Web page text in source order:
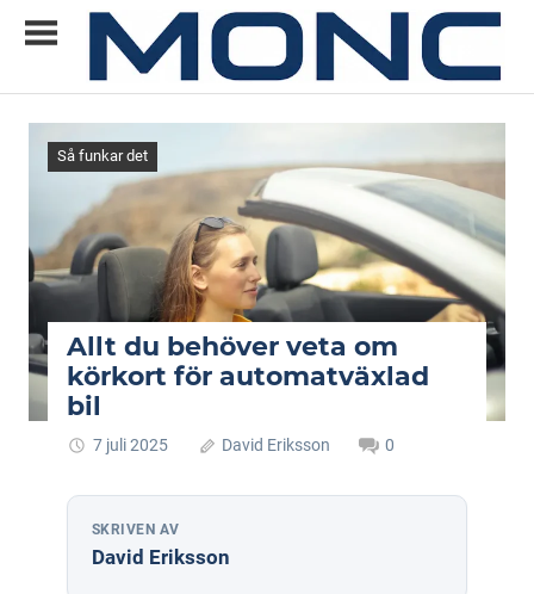
Allt
du
vill
veta
om
ny
teknik
Så funkar det
Allt du behöver veta om
körkort för automatväxlad
bil
7 juli 2025 David Eriksson 0
SKRIVEN AV
David Eriksson